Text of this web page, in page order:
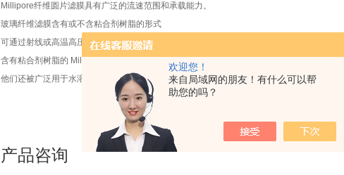
欢迎您！
来自局域网的朋友！有什么可以帮
助您的吗？
Millipore纤维圆片滤膜具有广泛的流速范围和承载能力。
玻璃纤维滤膜含有或不含粘合剂树脂的形式
可通过射线或高温高压灭菌（120度 1bar）
含有粘合剂树脂的 Millipore滤膜具有出众的湿强度，是定性分析和预过滤*的选择，特别使用
他们还被广泛用于水溶液的澄清过滤。
产品咨询